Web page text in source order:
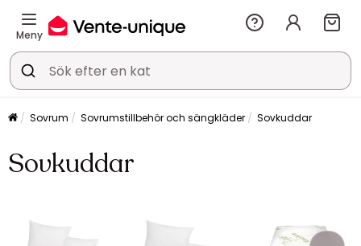
Meny
Sovrum Sovrumstillbehör och sängkläder Sovkuddar
Sovkuddar